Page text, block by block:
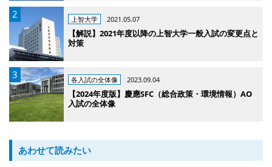
上智大学 2021.05.07
【解説】2021年度以降の上智大学一般入試の変更点と
対策
各入試の全体像 2023.09.04
【2024年度版】慶應SFC（総合政策・環境情報）AO
入試の全体像
あわせて読みたい